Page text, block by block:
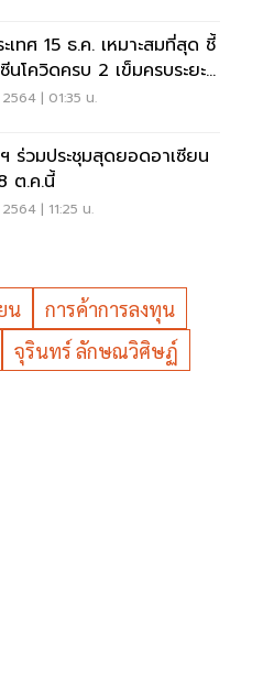
เทศ 15 ธ.ค. เหมาะสมที่สุด ชี้
นโควิดครบ 2 เข็มครบระยะ
| 01:35 น.
ร่วมประชุมสุดยอดอาเซียน
ต.ค.นี้
| 11:25 น.
น
การค้าการลงทุน
จุรินทร์ ลักษณวิศิษฏ์